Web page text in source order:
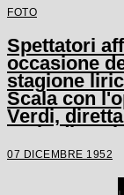
FOTO
Spettatori
occasione
stagione
Scala con
Verdi,
regia di Carl
07 DICEMBRE 1952